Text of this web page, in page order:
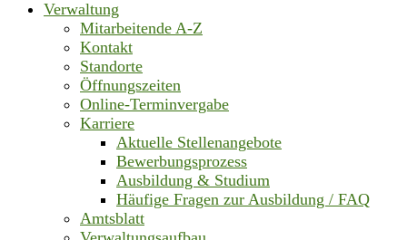
Verwaltung
Mitarbeitende A-Z
Kontakt
Standorte
Öffnungszeiten
Online-Terminvergabe
Karriere
Aktuelle Stellenangebote
Bewerbungsprozess
Ausbildung & Studium
Häufige Fragen zur Ausbildung / FAQ
Amtsblatt